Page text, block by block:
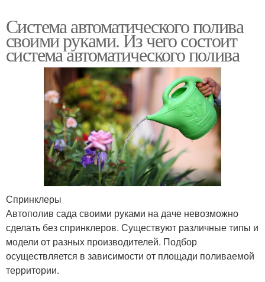
Система автоматического полива
своими руками. Из чего состоит
система автоматического полива
Спринклеры
Автополив сада своими руками на даче невозможно
сделать без спринклеров. Существуют различные типы и
модели от разных производителей. Подбор
осуществляется в зависимости от площади поливаемой
территории.